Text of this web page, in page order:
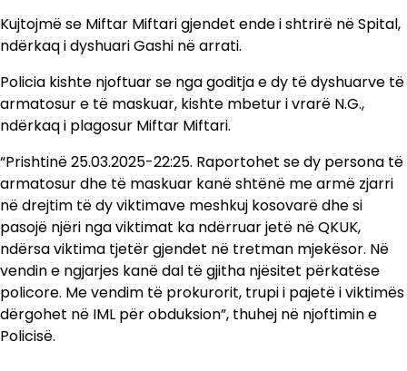
Kujtojmë se Miftar Miftari gjendet ende i shtrirë në Spital,
ndërkaq i dyshuari Gashi në arrati.
Policia kishte njoftuar se nga goditja e dy të dyshuarve të
armatosur e të maskuar, kishte mbetur i vrarë N.G.,
ndërkaq i plagosur Miftar Miftari.
“Prishtinë 25.03.2025-22:25. Raportohet se dy persona të
armatosur dhe të maskuar kanë shtënë me armë zjarri
në drejtim të dy viktimave meshkuj kosovarë dhe si
pasojë njëri nga viktimat ka ndërruar jetë në QKUK,
ndërsa viktima tjetër gjendet në tretman mjekësor. Në
vendin e ngjarjes kanë dal të gjitha njësitet përkatëse
policore. Me vendim të prokurorit, trupi i pajetë i viktimës
dërgohet në IML për obduksion”, thuhej në njoftimin e
Policisë.